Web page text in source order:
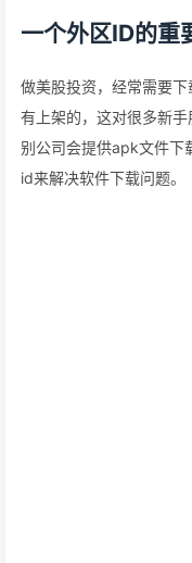
一个外区ID的重
做美股投资，经常需要
有上架的，这对很多新
别公司会提供apk文件下
id来解决软件下载问题。